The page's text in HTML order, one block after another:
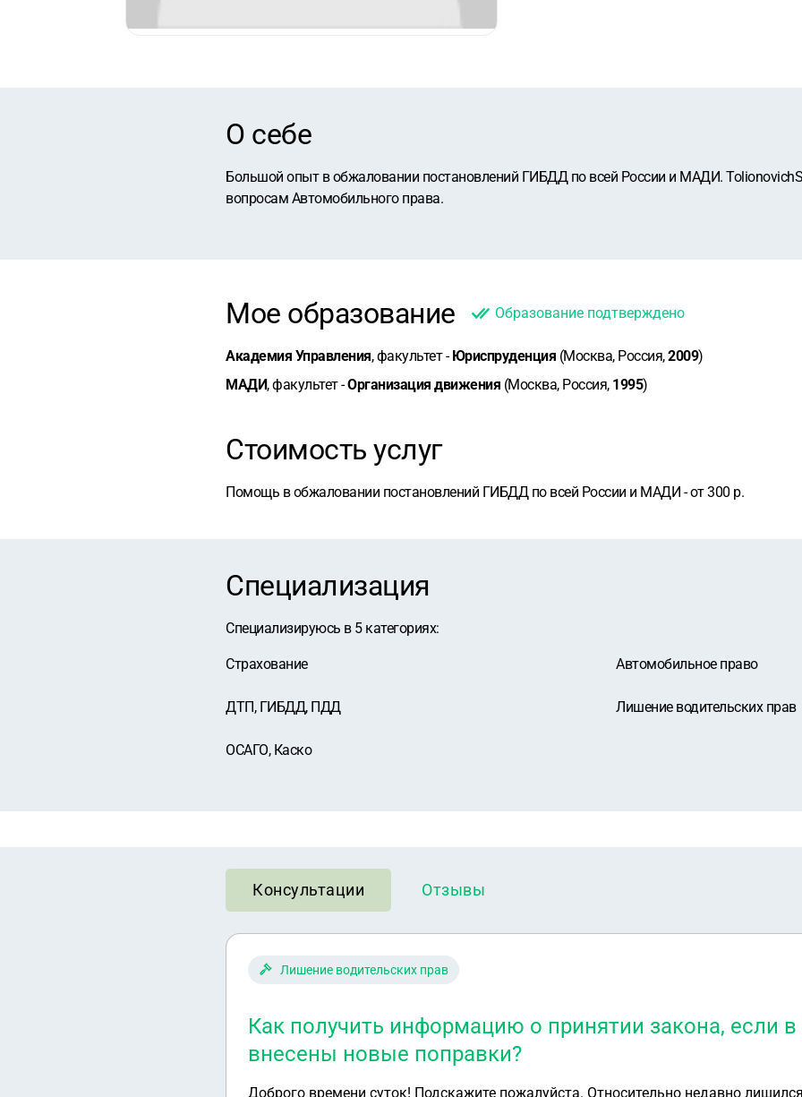
О себе
Большой опыт в обжаловании постановлений ГИБДД по всей России и МАДИ.
вопросам Автомобильного права.
Мое образование Образование подтверждено
Академия Управления, факультет - Юриспруденция (Москва, Россия,2009)
МАДИ, факультет -Организация движения (Москва, Россия, 1995)
Стоимость услуг
Помощь в обжаловании постановлений ГИБДД по всей России и МАДИ - от 300 р.
Специализация
Специализируюсь в 5 категориях:
Страхование Автомобильное право
ДТП, ГИБДД, ПДД Лишение водительских прав
ОСАГО, Каско
Консультации Отзывы
Лишение водительских прав
Как получить информацию о принятии закона, если
внесены новые поправки?
Доброго времени суток! Подскажите пожалуйста. Относительно недавно